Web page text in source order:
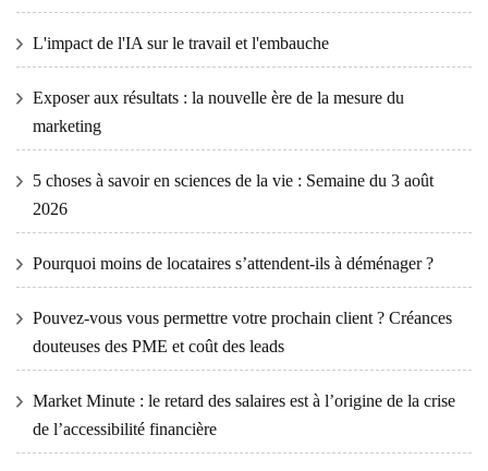
L'impact de l'IA sur le travail et l'embauche
Exposer aux résultats : la nouvelle ère de la mesure du
marketing
5 choses à savoir en sciences de la vie : Semaine du 3 août
2026
Pourquoi moins de locataires s’attendent-ils à déménager ?
Pouvez-vous vous permettre votre prochain client ? Créances
douteuses des PME et coût des leads
Market Minute : le retard des salaires est à l’origine de la crise
de l’accessibilité financière